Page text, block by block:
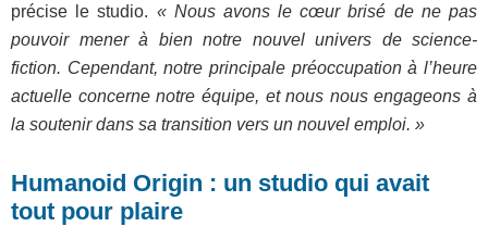
précise le studio. « Nous avons le cœur brisé de ne pas
pouvoir mener à bien notre nouvel univers de science-
fiction. Cependant, notre principale préoccupation à l’heure
actuelle concerne notre équipe, et nous nous engageons à
la soutenir dans sa transition vers un nouvel emploi. »
Humanoid Origin : un studio qui avait
tout pour plaire